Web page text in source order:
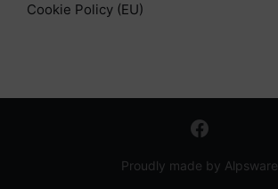
Cookie Policy (EU)
Proudly made by Alpsware